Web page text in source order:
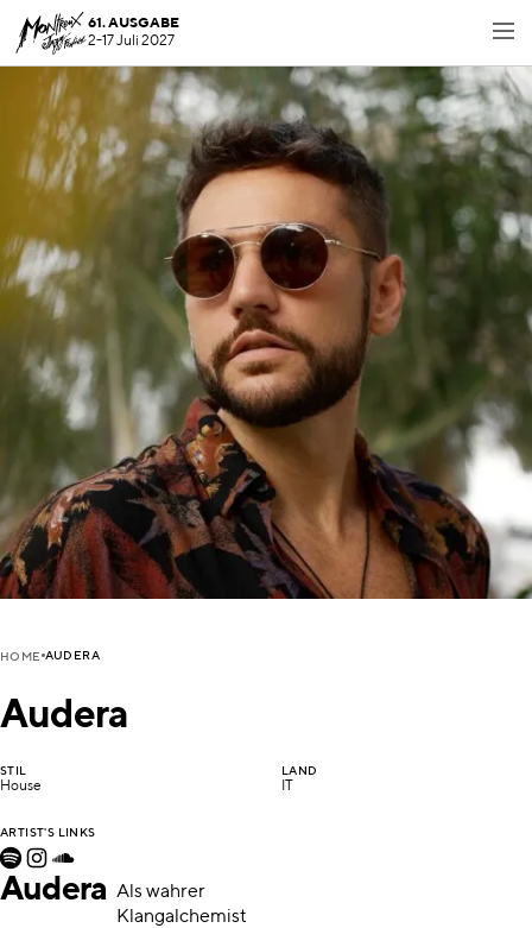
61. AUSGABE
2-17 Juli 2027
HOME AUDERA
Audera
STIL
House
LAND
ARTIST'S LINKS
Audera Als wahrer
Klangalchemist